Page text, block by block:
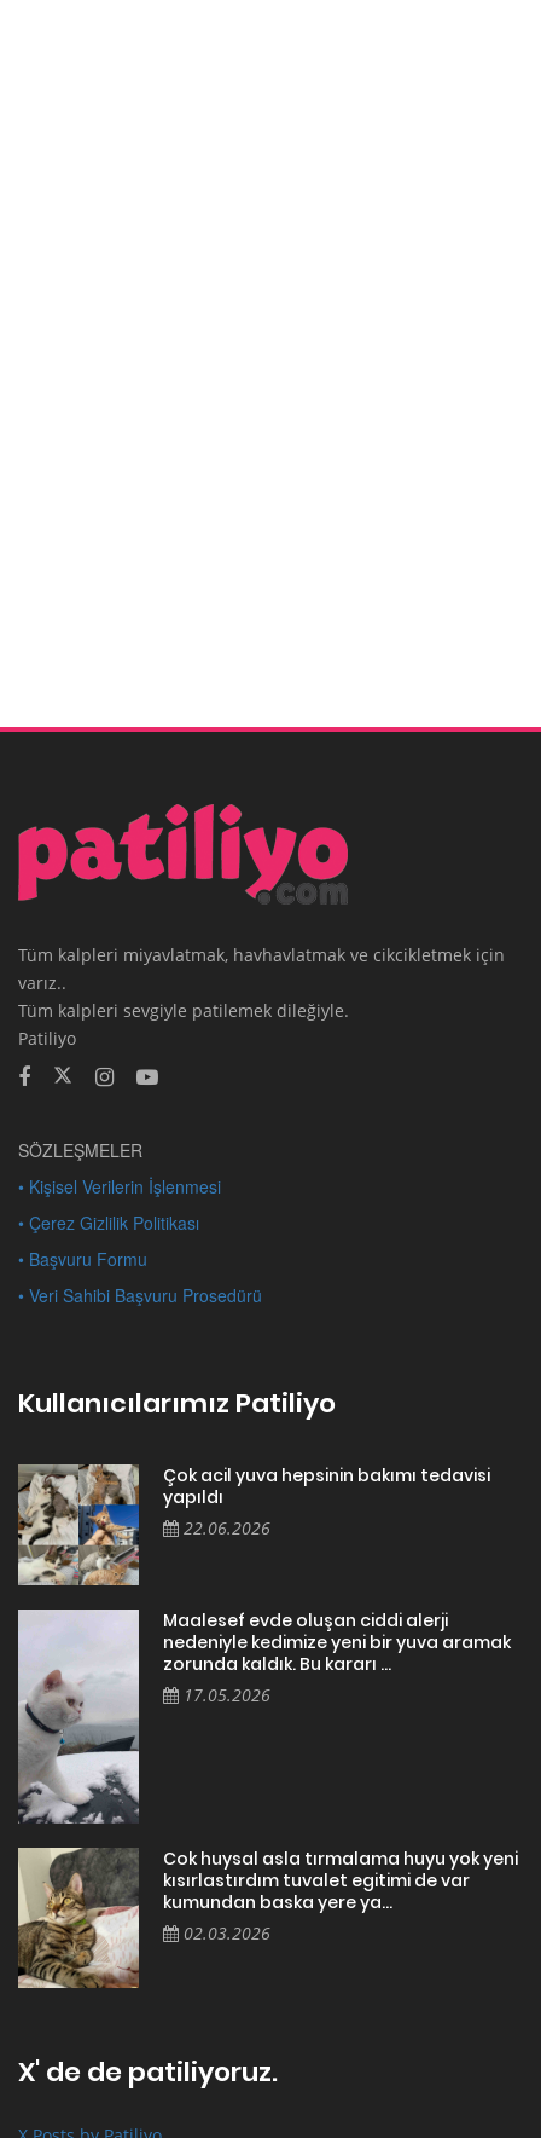
Tüm kalpleri miyavlatmak, havhavlatmak ve cikcikletmek için
varız..
Tüm kalpleri sevgiyle patilemek dileğiyle.
Patiliyo
SÖZLEŞMELER
• Kişisel Verilerin İşlenmesi
• Çerez Gizlilik Politikası
• Başvuru Formu
• Veri Sahibi Başvuru Prosedürü
Kullanıcılarımız Patiliyo
Çok acil yuva hepsinin bakımı tedavisi
yapıldı
22.06.2026
Maalesef evde oluşan ciddi alerji
nedeniyle kedimize yeni bir yuva aramak
zorunda kaldık. Bu kararı ...
17.05.2026
Cok huysal asla tırmalama huyu yok yeni
kısırlastırdım tuvalet egitimi de var
kumundan baska yere ya...
02.03.2026
X' de de patiliyoruz.